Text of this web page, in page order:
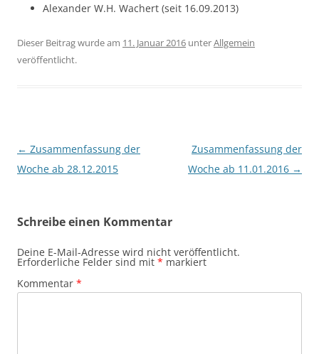
Alexander W.H. Wachert (seit 16.09.2013)
Dieser Beitrag wurde am 11. Januar 2016 unterAllgemein
veröffentlicht.
Beitragsnavigation
← Zusammenfassung der
Woche ab 28.12.2015
Zusammenfassung der
Woche ab 11.01.2016 →
Schreibe einen Kommentar
Deine E-Mail-Adresse wird nicht veröffentlicht.
Erforderliche Felder sind mit * markiert
Kommentar *